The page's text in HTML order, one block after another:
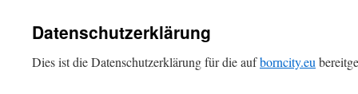
Datenschutzerklärung
Dies ist die Datenschutzerklärung für die aufborncity.eu